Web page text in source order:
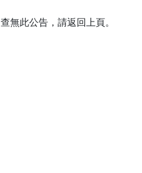
查無此公告，請返回上頁。